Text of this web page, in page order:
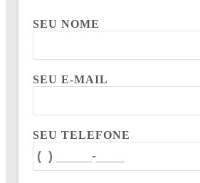
SEU NOME
SEU E-MAIL
SEU TELEFONE